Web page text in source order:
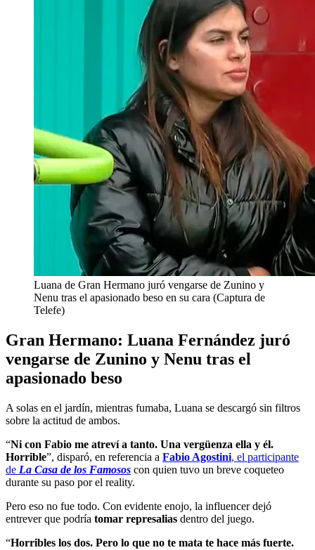
Luana de Gran Hermano juró vengarse de Zunino y
Nenu tras el apasionado beso en su cara (Captura de
Telefe)
Gran Hermano: Luana Fernández juró
vengarse de Zunino y Nenu tras el
apasionado beso
A solas en el jardín, mientras fumaba, Luana se descargó sin filtros
sobre la actitud de ambos.
“Ni con Fabio me atreví a tanto. Una vergüenza ella y él.
Horrible”, disparó, en referencia a Fabio Agostini, el participante
de La Casa de los Famosos con quien tuvo un breve coqueteo
durante su paso por el reality.
Pero eso no fue todo. Con evidente enojo, la influencer dejó
entrever que podría tomar represalias dentro del juego.
“Horribles los dos. Pero lo que no te mata te hace más fuerte.